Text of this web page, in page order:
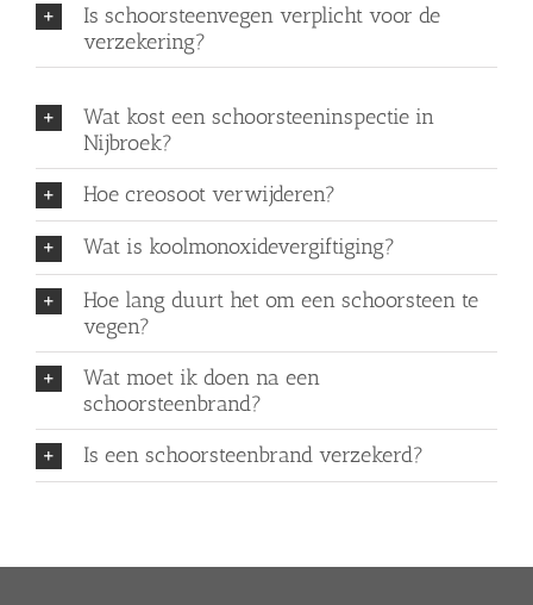
Is schoorsteenvegen verplicht voor de
verzekering?
Wat kost een schoorsteeninspectie in
Nijbroek?
Hoe creosoot verwijderen?
Wat is koolmonoxidevergiftiging?
Hoe lang duurt het om een schoorsteen te
vegen?
Wat moet ik doen na een
schoorsteenbrand?
Is een schoorsteenbrand verzekerd?